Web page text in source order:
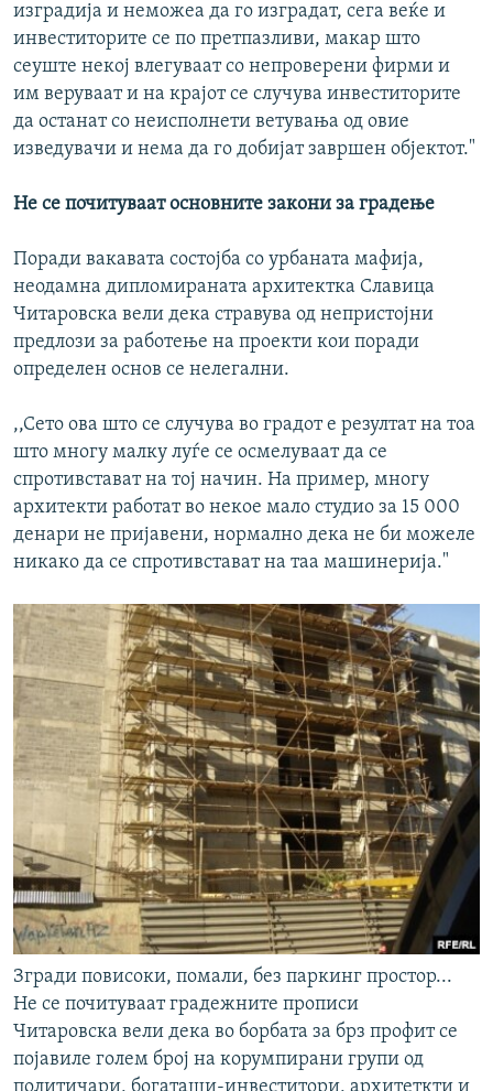
изградија и неможеа да го изградат, сега веќе и
инвеститорите се по претпазливи, макар што
сеуште некој влегуваат со непроверени фирми и
им веруваат и на крајот се случува инвеститорите
да останат со неисполнети ветувања од овие
изведувачи и нема да го добијат завршен објектот."
Не се почитуваат основните закони за градење
Поради вакавата состојба со урбаната мафија,
неодамна дипломираната архитектка Славица
Читаровска вели дека стравува од непристојни
предлози за работење на проекти кои поради
определен основ се нелегални.
,,Сето ова што се случува во градот е резултат на тоа
што многу малку луѓе се осмелуваат да се
спротивстават на тој начин. На пример, многу
архитекти работат во некое мало студио за 15 000
денари не пријавени, нормално дека не би можеле
никако да се спротивстават на таа машинерија."
Згради повисоки, помали, без паркинг простор...
Не се почитуваат градежните прописи
Читаровска вели дека во борбата за брз профит се
појавиле голем број на корумпирани групи од